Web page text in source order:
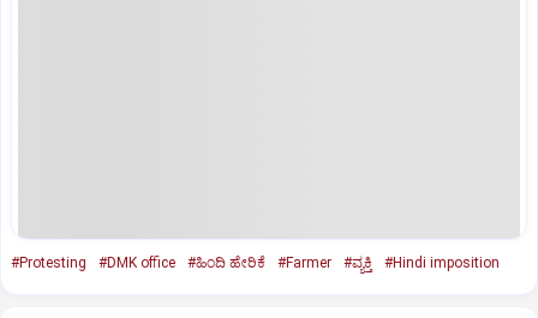
#Protesting #DMK office #ಹಿಂದಿ ಹೇರಿಕೆ #Farmer #ವ್ಯಕ್ತಿ #Hindi imposition